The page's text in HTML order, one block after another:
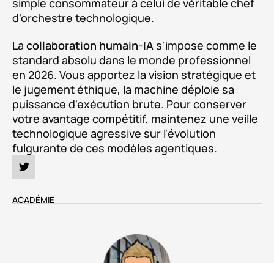
d'orchestre technologique.
La collaboration humain-IAs'impose comme le
standard absolu dans le monde professionnel
en 2026. Vous apportez la vision stratégique et
le jugement éthique, la machine déploie sa
puissance d'exécution brute. Pour conserver
votre avantage compétitif, maintenez une veille
technologique agressive sur l'évolution
fulgurante de ces modèles agentiques.
ACADÉMIE